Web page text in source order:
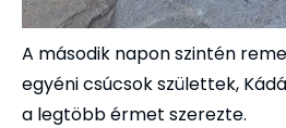
A második napon szintén
egyéni csúcsok születtek,
a legtöbb érmet szerezte.